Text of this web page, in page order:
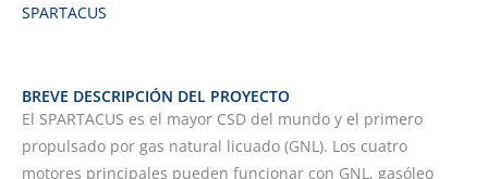
SPARTACUS
BREVE DESCRIPCIÓN DEL PROYECTO
El SPARTACUS es el mayor CSD del mundo y el primero
propulsado por gas natural licuado (GNL). Los cuatro
motores principales pueden funcionar con GNL, gasóleo